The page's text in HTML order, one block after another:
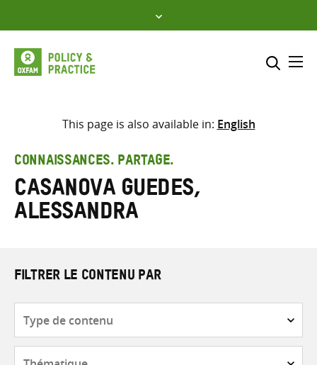
to
content
Sélectionner l’emplacement
Saisir
les
termes
This page is also available in: English
CONNAISSANCES. PARTAGE.
Casanova Guedes,
Alessandra
FILTRER LE CONTENU PAR
contenu